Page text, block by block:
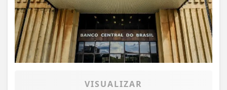
VISUALIZAR